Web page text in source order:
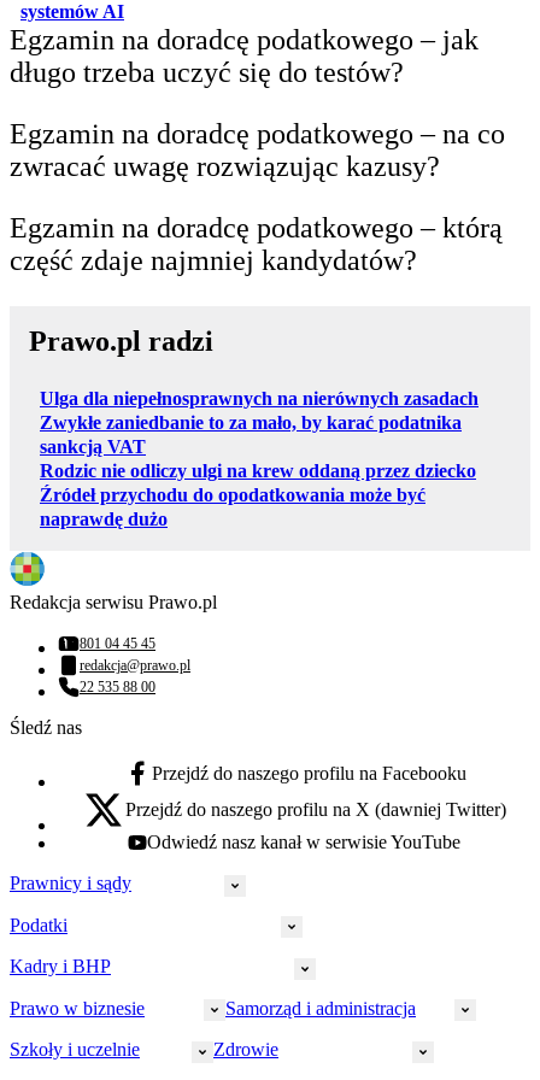
systemów AIotwiera się w nowej karcie
Egzamin na doradcę podatkowego – jak
długo trzeba uczyć się do testów?
Egzamin na doradcę podatkowego – na co
zwracać uwagę rozwiązując kazusy?
Egzamin na doradcę podatkowego – którą
część zdaje najmniej kandydatów?
Prawo.pl radzi
Ulga dla niepełnosprawnych na nierównych zasadach
Zwykłe zaniedbanie to za mało, by karać podatnika
sankcją VAT
Rodzic nie odliczy ulgi na krew oddaną przez dziecko
Źródeł przychodu do opodatkowania może być
naprawdę dużo
Redakcja serwisu Prawo.pl
Numer telefonu:
801 04 45 45
Adres email:
redakcja@prawo.pl
Numer telefonu:
22 535 88 00
Śledź nas
facebook - otwiera się w nowej karcie
Przejdź do naszego profilu na Facebooku
x - otwiera się w nowej karcie
Przejdź do naszego profilu na X (dawniej Twitter)
youtube - otwiera się w nowej karcie
Odwiedź nasz kanał w serwisie YouTube
Prawnicy i sądy
Prawnicy
Policja
Strefa aplikanta
Podatki
CIT
Akcyza
Kadry i BHP
HR
Prawo w biznesie Samorząd i administracja
Szkoły i uczelnie Zdrowie